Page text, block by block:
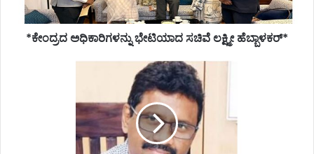
*ಕೇಂದ್ರದ ಅಧಿಕಾರಿಗಳನ್ನು ಭೇಟಿಯಾದ ಸಚಿವೆ ಲಕ್ಷ್ಮೀ ಹೆಬ್ಬಾಳಕರ್*